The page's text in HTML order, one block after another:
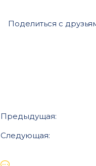
Поделиться с
Предыдущая:
Следующая: